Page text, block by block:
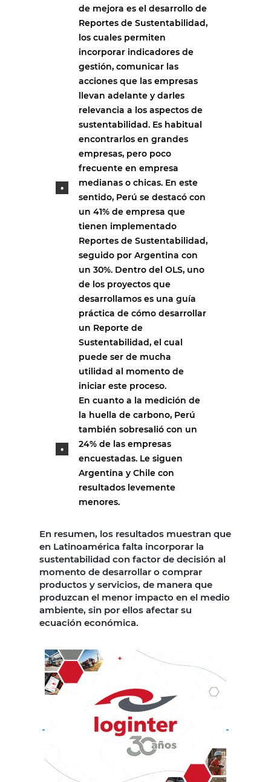
de mejora es el desarrollo de
Reportes de Sustentabilidad,
los cuales permiten
incorporar indicadores de
gestión, comunicar las
acciones que las empresas
llevan adelante y darles
relevancia a los aspectos de
sustentabilidad. Es habitual
encontrarlos en grandes
empresas, pero poco
frecuente en empresa
medianas o chicas. En este
sentido, Perú se destacó con
un 41% de empresa que
tienen implementado
Reportes de Sustentabilidad,
seguido por Argentina con
un 30%. Dentro del OLS, uno
de los proyectos que
desarrollamos es una guía
práctica de cómo desarrollar
un Reporte de
Sustentabilidad, el cual
puede ser de mucha
utilidad al momento de
iniciar este proceso.
En cuanto a la medición de
la huella de carbono, Perú
también sobresalió con un
24% de las empresas
encuestadas. Le siguen
Argentina y Chile con
resultados levemente
menores.
En resumen, los resultados muestran que
en Latinoamérica falta incorporar la
sustentabilidad con factor de decisión al
momento de desarrollar o comprar
productos y servicios, de manera que
produzcan el menor impacto en el medio
ambiente, sin por ellos afectar su
ecuación económica.